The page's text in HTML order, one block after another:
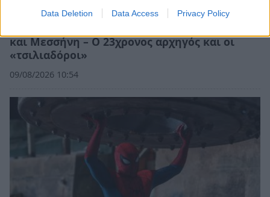
Data Deletion Data Access Privacy Policy
και Μεσσήνη – Ο 23χρονος αρχηγός και οι
«τσιλιαδόροι»
09/08/2026 10:54